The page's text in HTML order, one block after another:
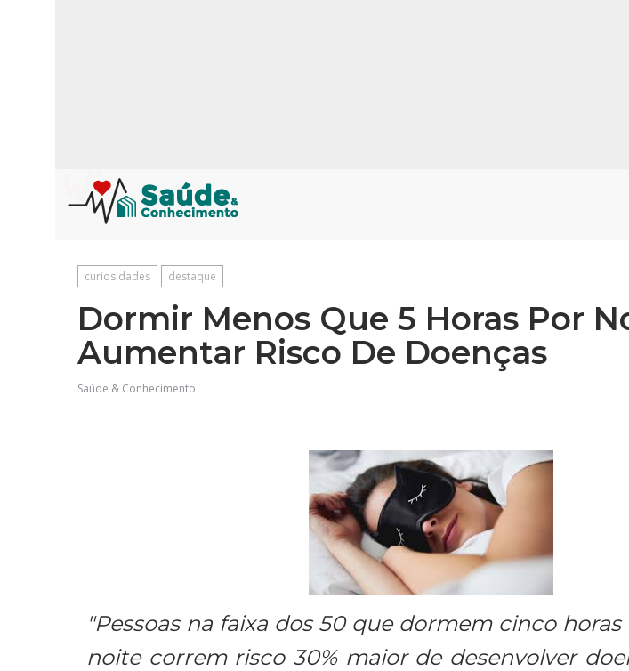
curiosidades destaque
Dormir Menos Que 5 Horas Por
Aumentar Risco De Doenças
Saúde & Conhecimento
"Pessoas na faixa dos 50 que dormem cinco
noite correm risco 30% maior de desenvolver